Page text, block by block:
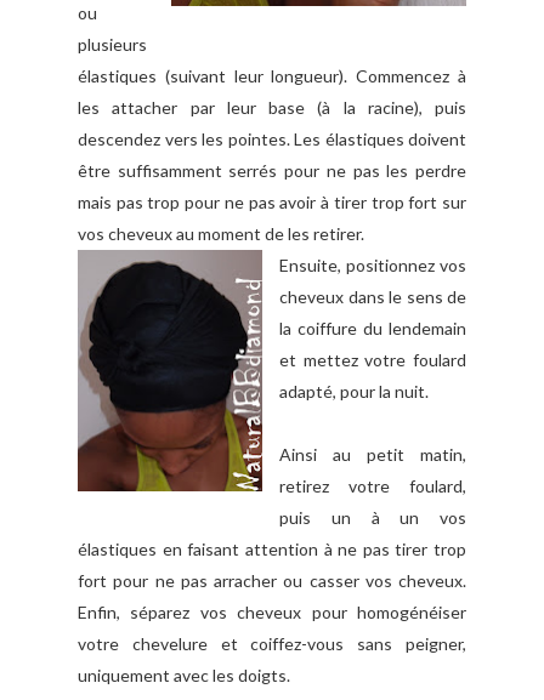
ou
plusieurs
élastiques (suivant leur longueur). Commencez à
les attacher par leur base (à la racine), puis
descendez vers les pointes. Les élastiques doivent
être suffisamment serrés pour ne pas les perdre
mais pas trop pour ne pas avoir à tirer trop fort sur
vos cheveux au moment de les retirer.
Ensuite, positionnez vos
cheveux dans le sens de
la coiffure du lendemain
et mettez votre foulard
adapté, pour la nuit.
Ainsi au petit matin,
retirez votre foulard,
puis un à un vos
élastiques en faisant attention à ne pas tirer trop
fort pour ne pas arracher ou casser vos cheveux.
Enfin, séparez vos cheveux pour homogénéiser
votre chevelure et coiffez-vous sans peigner,
uniquement avec les doigts.